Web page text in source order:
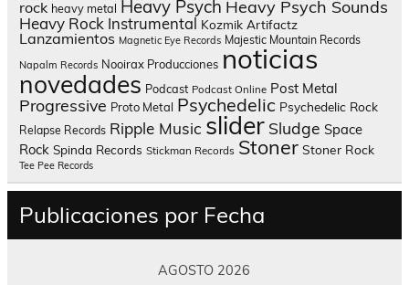
rock heavy metal Heavy Psych Heavy Psych Sounds
Heavy Rock Instrumental Kozmik Artifactz
Lanzamientos Magnetic Eye Records Majestic Mountain Records
Napalm Records Nooirax Producciones noticias
novedades Podcast Podcast Online Post Metal
Progressive Proto Metal Psychedelic Psychedelic Rock
Relapse Records Ripple Music slider Sludge Space
Rock Spinda Records Stickman Records Stoner Stoner Rock
Tee Pee Records
Publicaciones por Fecha
AGOSTO 2026